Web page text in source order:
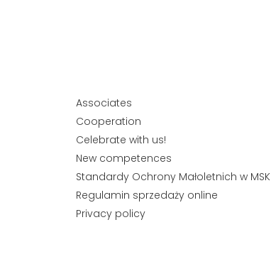
Associates
Cooperation
Celebrate with us!
New competences
Standardy Ochrony Małoletnich w MSK
Regulamin sprzedaży online
Privacy policy